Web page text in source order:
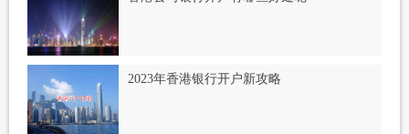
2023年香港银行开户新攻略